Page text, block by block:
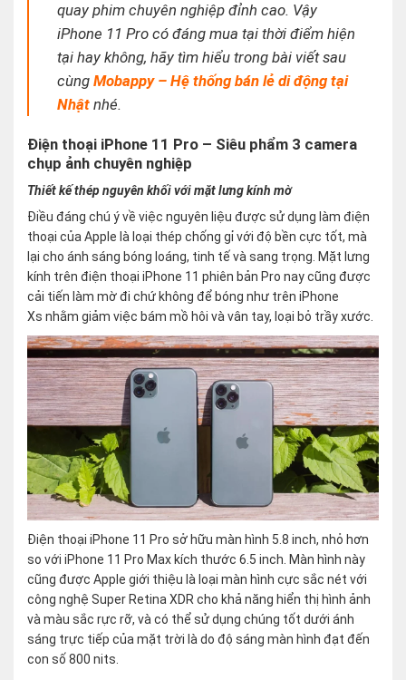
quay phim chuyên nghiệp đỉnh cao. Vậy
iPhone 11 Pro có đáng mua tại thời điểm hiện
tại hay không, hãy tìm hiểu trong bài viết sau
cùngMobappy – Hệ thống bán lẻ di động tại
Nhật nhé.
Điện thoại iPhone 11 Pro – Siêu phẩm 3 camera
chụp ảnh chuyên nghiệp
Thiết kế thép nguyên khối với mặt lưng kính mờ
Điều đáng chú ý về việc nguyên liệu được sử dụng làm điện
thoại của Apple là loại thép chống gỉ với độ bền cực tốt, mà
lại cho ánh sáng bóng loáng, tinh tế và sang trọng. Mặt lưng
kính trên điện thoại iPhone 11 phiên bản Pro nay cũng được
cải tiến làm mờ đi chứ không để bóng như trên iPhone
Xs nhằm giảm việc bám mồ hôi và vân tay, loại bỏ trầy xước.
Điện thoại iPhone 11 Pro sở hữu màn hình 5.8 inch, nhỏ hơn
so với iPhone 11 Pro Max kích thước 6.5 inch. Màn hình này
cũng được Apple giới thiệu là loại màn hình cực sắc nét với
công nghệ Super Retina XDR cho khả năng hiển thị hình ảnh
và màu sắc rực rỡ, và có thể sử dụng chúng tốt dưới ánh
sáng trực tiếp của mặt trời là do độ sáng màn hình đạt đến
con số 800 nits.